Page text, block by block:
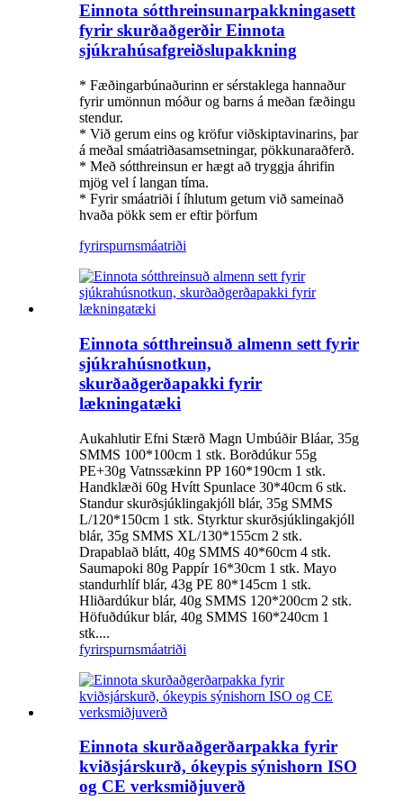
Einnota sótthreinsunarpakkningasett
fyrir skurðaðgerðir Einnota
sjúkrahúsafgreiðslupakkning
* Fæðingarbúnaðurinn er sérstaklega hannaður
fyrir umönnun móður og barns á meðan fæðingu
stendur.
* Við gerum eins og kröfur viðskiptavinarins, þar
á meðal smáatriðasamsetningar, pökkunaraðferð.
* Með sótthreinsun er hægt að tryggja áhrifin
mjög vel í langan tíma.
* Fyrir smáatriði í íhlutum getum við sameinað
hvaða pökk sem er eftir þörfum
fyrirspurnsmáatriði
Einnota sótthreinsuð almenn sett fyrir
sjúkrahúsnotkun,
skurðaðgerðapakki fyrir
lækningatæki
Aukahlutir Efni Stærð Magn Umbúðir Bláar, 35g
SMMS 100*100cm 1 stk. Borðdúkur 55g
PE+30g Vatnssækinn PP 160*190cm 1 stk.
Handklæði 60g Hvítt Spunlace 30*40cm 6 stk.
Standur skurðsjúklingakjóll blár, 35g SMMS
L/120*150cm 1 stk. Styrktur skurðsjúklingakjóll
blár, 35g SMMS XL/130*155cm 2 stk.
Drapablað blátt, 40g SMMS 40*60cm 4 stk.
Saumapoki 80g Pappír 16*30cm 1 stk. Mayo
standurhlíf blár, 43g PE 80*145cm 1 stk.
Hliðardúkur blár, 40g SMMS 120*200cm 2 stk.
Höfuðdúkur blár, 40g SMMS 160*240cm 1
stk....
fyrirspurnsmáatriði
Einnota skurðaðgerðarpakka fyrir
kviðsjárskurð, ókeypis sýnishorn ISO
og CE verksmiðjuverð